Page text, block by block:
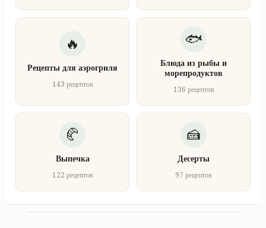
Рецепты для аэрогриля
143 рецептов
Блюда из рыбы и
морепродуктов
136 рецептов
Выпечка
122 рецептов
Десерты
97 рецептов